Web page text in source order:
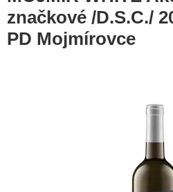
značkové /D.S.C./
PD Mojmírovce